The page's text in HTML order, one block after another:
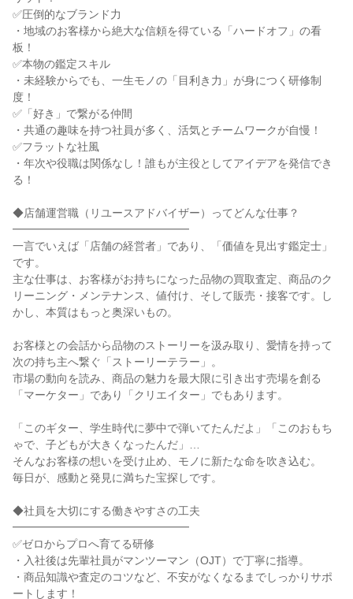
✅圧倒的なブランド力
・地域のお客様から絶大な信頼を得ている「ハードオフ」の看
板！
✅本物の鑑定スキル
・未経験からでも、一生モノの「目利き力」が身につく研修制
度！
✅「好き」で繋がる仲間
・共通の趣味を持つ社員が多く、活気とチームワークが自慢！
✅フラットな社風
・年次や役職は関係なし！誰もが主役としてアイデアを発信でき
る！
◆店舗運営職（リユースアドバイザー）ってどんな仕事？
━━━━━━━━━━━━━━━━
一言でいえば「店舗の経営者」であり、「価値を見出す鑑定士」
です。
主な仕事は、お客様がお持ちになった品物の買取査定、商品のク
リーニング・メンテナンス、値付け、そして販売・接客です。し
かし、本質はもっと奥深いもの。
お客様との会話から品物のストーリーを汲み取り、愛情を持って
次の持ち主へ繋ぐ「ストーリーテラー」。
市場の動向を読み、商品の魅力を最大限に引き出す売場を創る
「マーケター」であり「クリエイター」でもあります。
「このギター、学生時代に夢中で弾いてたんだよ」「このおもち
ゃで、子どもが大きくなったんだ」…
そんなお客様の想いを受け止め、モノに新たな命を吹き込む。
毎日が、感動と発見に満ちた宝探しです。
◆社員を大切にする働きやすさの工夫
━━━━━━━━━━━━━━━━
✅ゼロからプロへ育てる研修
・入社後は先輩社員がマンツーマン（OJT）で丁寧に指導。
・商品知識や査定のコツなど、不安がなくなるまでしっかりサポ
ートします！